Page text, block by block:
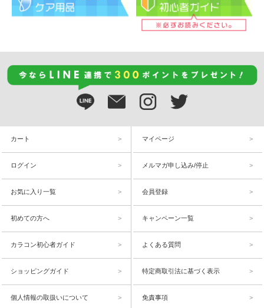
カート マイページ
ログイン メルマガ申し込み/停止
お気に入り一覧 会員登録
初めての方へ キャンペーン一覧
カラコン初心者ガイド よくある質問
ショッピングガイド 特定商取引法に基づく表示
個人情報の取扱いについて 免責事項